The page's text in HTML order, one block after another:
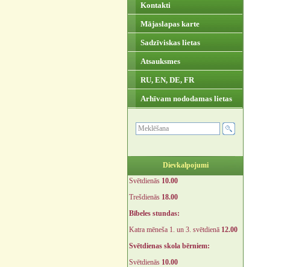
Kontakti
Mājaslapas karte
Sadzīviskas lietas
Atsauksmes
RU, EN, DE, FR
Arhīvam nododamas lietas
Dievkalpojumi
Svētdienās 10.00
Trešdienās 18.00
Bībeles stundas:
Katra mēneša 1. un 3. svētdienā 12.00
Svētdienas skola bērniem:
Svētdienās 10.00